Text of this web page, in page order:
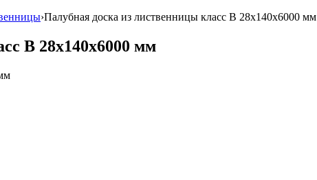
›Палубная доска из лиственницы класс В 28x140x6000 мм
В 28x140x6000 мм